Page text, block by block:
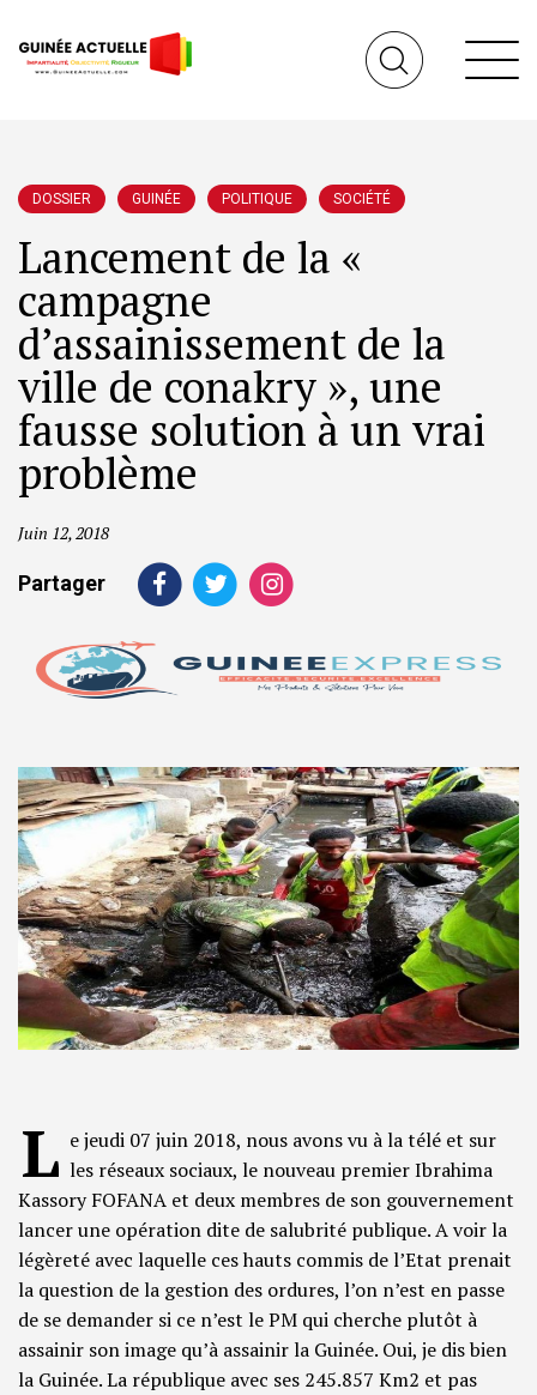
DOSSIER GUINÉE POLITIQUE SOCIÉTÉ
Lancement de la «
campagne
d’assainissement de la
ville de conakry », une
fausse solution à un vrai
problème
Juin 12, 2018
Partager
L e jeudi 07 juin 2018, nous avons vu à la télé et sur
les réseaux sociaux, le nouveau premier Ibrahima
Kassory FOFANA et deux membres de son gouvernement
lancer une opération dite de salubrité publique. A voir la
légèreté avec laquelle ces hauts commis de l’Etat prenait
la question de la gestion des ordures, l’on n’est en passe
de se demander si ce n’est le PM qui cherche plutôt à
assainir son image qu’à assainir la Guinée. Oui, je dis bien
la Guinée. La république avec ses 245.857 Km2 et pas